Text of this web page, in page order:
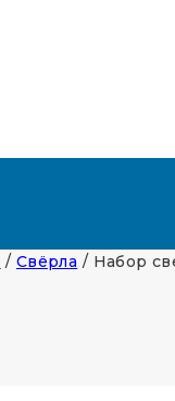
/ Свёрла / Набор